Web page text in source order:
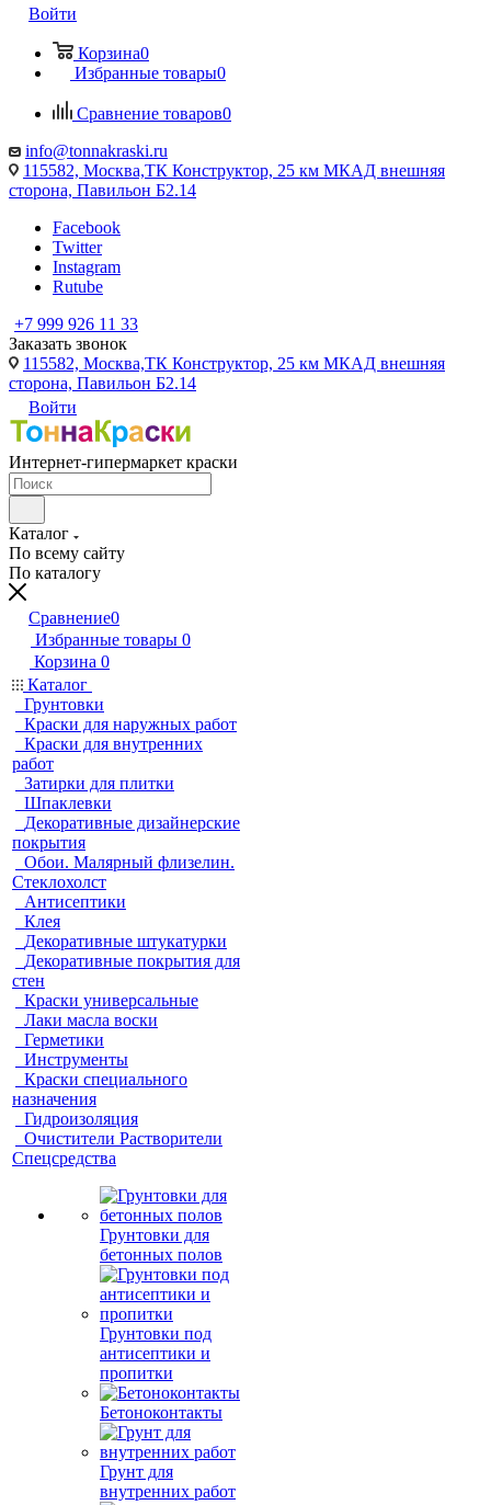
Войти
Корзина0
Избранные товары0
Сравнение товаров0
info@tonnakraski.ru
115582, Москва,ТК Конструктор, 25 км МКАД внешняя
сторона, Павильон Б2.14
Facebook
Twitter
Instagram
Rutube
+7 999 926 11 33
Заказать звонок
115582, Москва,ТК Конструктор, 25 км МКАД внешняя
сторона, Павильон Б2.14
Войти
Интернет-гипермаркет краски
Каталог
По всему сайту
По каталогу
Сравнение0
Избранные товары 0
Корзина 0
Каталог
Грунтовки
Краски для наружных работ
Краски для внутренних
работ
Затирки для плитки
Шпаклевки
Декоративные дизайнерские
покрытия
Обои. Малярный флизелин.
Стеклохолст
Антисептики
Клея
Декоративные штукатурки
Декоративные покрытия для
стен
Краски универсальные
Лаки масла воски
Герметики
Инструменты
Краски специального
назначения
Гидроизоляция
Очистители Растворители
Спецсредства
Грунтовки для
бетонных полов
Грунтовки под
антисептики и
пропитки
Бетоноконтакты
Грунт для
внутренних работ